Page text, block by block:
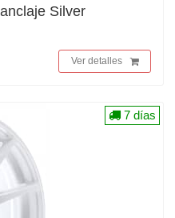
Silver
Ver detalles
7 días